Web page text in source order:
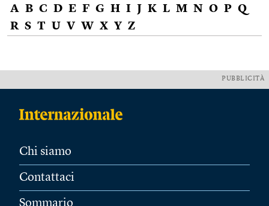
A B C D E F G H I J K L M N O P Q
R S T U V W X Y Z
PUBBLICITÀ
Chi siamo
Contattaci
Sommario